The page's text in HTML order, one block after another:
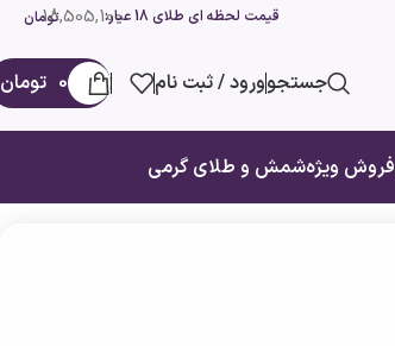
تومان18,505,100 قیمت لحظه ای طلای 18 عیار:
جستجوورود / ثبت نام 0 تومان
فروش ویژهشمش و طلای گرمی